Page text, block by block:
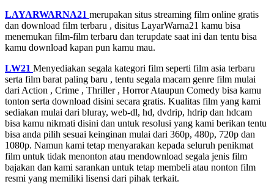
LAYARWARNA21 merupakan situs streaming film online gratis
dan download film terbaru , disitus LayarWarna21 kamu bisa
menemukan film-film terbaru dan terupdate saat ini dan tentu bisa
kamu download kapan pun kamu mau.
LW21 Menyediakan segala kategori film seperti film asia terbaru
serta film barat paling baru , tentu segala macam genre film mulai
dari Action , Crime , Thriller , Horror Ataupun Comedy bisa kamu
tonton serta download disini secara gratis. Kualitas film yang kami
sediakan mulai dari bluray, web-dl, hd, dvdrip, hdrip dan hdcam
bisa kamu nikmati disini dan untuk resolusi yang kami berikan tentu
bisa anda pilih sesuai keinginan mulai dari 360p, 480p, 720p dan
1080p. Namun kami tetap menyarakan kepada seluruh penikmat
film untuk tidak menonton atau mendownload segala jenis film
bajakan dan kami sarankan untuk tetap membeli atau nonton film
resmi yang memiliki lisensi dari pihak terkait.